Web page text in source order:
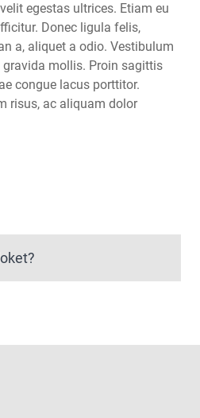
egestas ultrices. Etiam eu
Donec ligula felis,
a, aliquet a odio. Vestibulum
mollis. Proin sagittis
congue lacus porttitor.
risus, ac aliquam dolor